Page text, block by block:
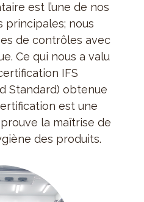
est l’une de nos
principales; nous
de contrôles avec
Ce qui nous a valu
IFS
Standard) obtenue
est une
la maîtrise de
des produits.